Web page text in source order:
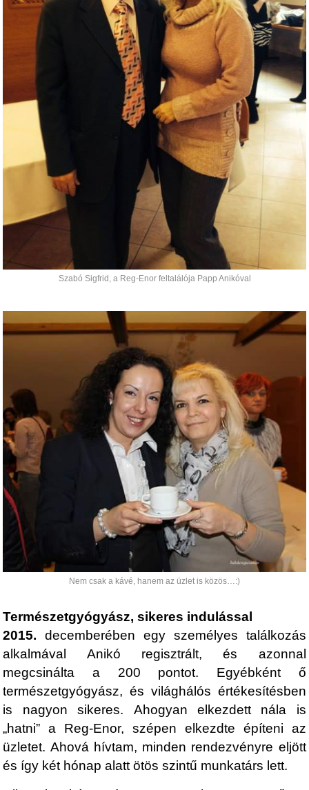
Szabó Sigfrid, a Reg-Enor feltalálója Papp Anikóval
Nem csak a kávé, hanem az üzlet is közös…:)
Természetgyógyász, sikeres indulással
2015.decemberében egy személyes találkozás
alkalmával Anikó regisztrált, és azonnal
megcsinálta a 200 pontot. Egyébként ő
természetgyógyász, és világhálós értékesítésben
is nagyon sikeres. Ahogyan elkezdett nála is
„hatni” a Reg-Enor, szépen elkezdte építeni az
üzletet. Ahová hívtam, minden rendezvényre eljött
és így két hónap alatt ötös szintű munkatárs lett.